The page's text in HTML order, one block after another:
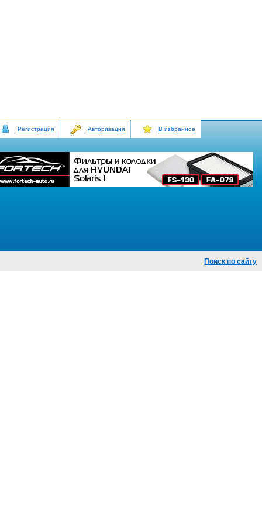
Регистрация Авторизация В избранное
Поиск по сайту